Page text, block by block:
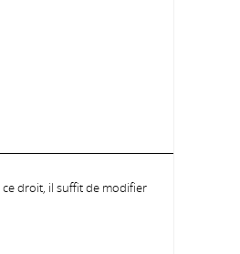
droit, il suffit de modifier